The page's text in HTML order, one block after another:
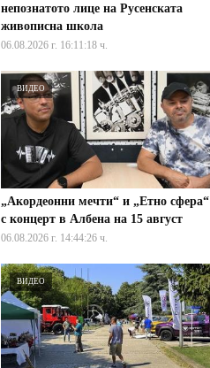
непознатото лице на Русенската
живописна школа
06.08.2026 г. 16:11:18 ч.
ВИДЕО
„Акордеонни мечти“ и „Етно сфера“
с концерт в Албена на 15 август
06.08.2026 г. 14:44:26 ч.
ВИДЕО